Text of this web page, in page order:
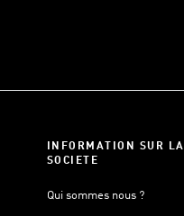
INFORMATION SUR LA
SOCIETE
Qui sommes nous ?